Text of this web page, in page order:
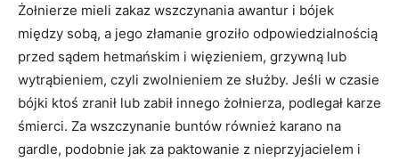
Żołnierze mieli zakaz wszczynania awantur i bójek
między sobą, a jego złamanie groziło odpowiedzialnością
przed sądem hetmańskim i więzieniem, grzywną lub
wytrąbieniem, czyli zwolnieniem ze służby. Jeśli w czasie
bójki ktoś zranił lub zabił innego żołnierza, podlegał karze
śmierci. Za wszczynanie buntów również karano na
gardle, podobnie jak za paktowanie z nieprzyjacielem i